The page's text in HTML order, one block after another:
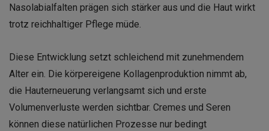
Nasolabialfalten prägen sich stärker aus und die Haut wirkt
trotz reichhaltiger Pflege müde.
Diese Entwicklung setzt schleichend mit zunehmendem
Alter ein. Die körpereigene Kollagenproduktion nimmt ab,
die Hauterneuerung verlangsamt sich und erste
Volumenverluste werden sichtbar. Cremes und Seren
können diese natürlichen Prozesse nur bedingt